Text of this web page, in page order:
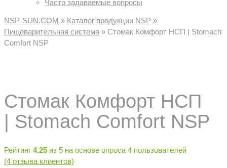
Часто задаваемые вопросы
NSP-SUN.COM » Каталог продукции NSP »
Пищеварительная система » Стомак Комфорт НСП | Stomach
Comfort NSP
Стомак Комфорт НСП
| Stomach Comfort NSP
Рейтинг 4.25 из 5 на основе опроса 4 пользователей
(4 отзыва клиентов)